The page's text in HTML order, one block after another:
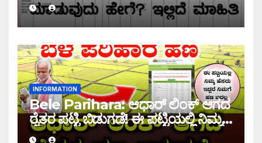
INFORMATION
Bele Parihara: ಆಧಾರ್ ಲಿಂಕ್ ಆಗದ
ರೈತರ ಪಟ್ಟಿ ಬಿಡುಗಡೆ! ಈ ಪಟ್ಟಿಯಲ್ಲಿ ನಿಮ್ಮ
ಹೆಸರು ಇದ್ದರೆ ನಿಮಗೆ ಹಣ ಜಮಾ ಆಗಲ್ಲ !